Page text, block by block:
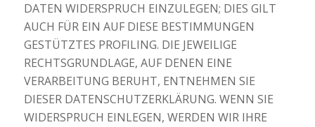
DATEN WIDERSPRUCH EINZULEGEN; DIES GILT
AUCH FÜR EIN AUF DIESE BESTIMMUNGEN
GESTÜTZTES PROFILING. DIE JEWEILIGE
RECHTSGRUNDLAGE, AUF DENEN EINE
VERARBEITUNG BERUHT, ENTNEHMEN SIE
DIESER DATENSCHUTZERKLÄRUNG. WENN SIE
WIDERSPRUCH EINLEGEN, WERDEN WIR IHRE